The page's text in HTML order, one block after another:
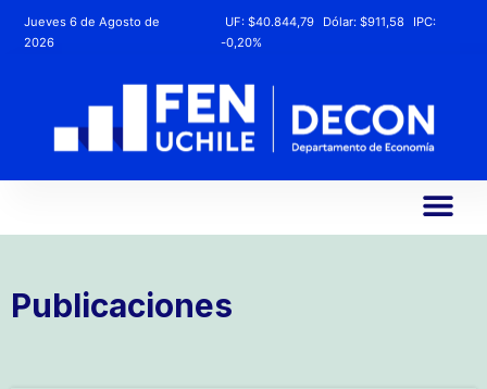
Jueves 6 de Agosto de
2026
UF:$40.844,79 Dólar:$911,58
IPC:
-0,20%
Publicaciones